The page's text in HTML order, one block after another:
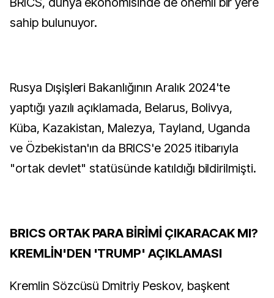
sahip bulunuyor.
Rusya Dışişleri Bakanlığının Aralık 2024'te
yaptığı yazılı açıklamada, Belarus, Bolivya,
Küba, Kazakistan, Malezya, Tayland, Uganda
ve Özbekistan'ın da BRICS'e 2025 itibarıyla
"ortak devlet" statüsünde katıldığı bildirilmişti.
BRICS ORTAK PARA BİRİMİ ÇIKARACAK MI?
KREMLİN'DEN 'TRUMP' AÇIKLAMASI
Kremlin Sözcüsü Dmitriy Peskov, başkent